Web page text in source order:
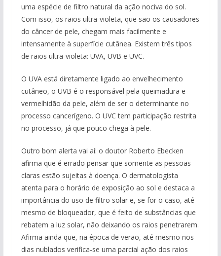
uma espécie de filtro natural da ação nociva do sol.
Com isso, os raios ultra-violeta, que são os causadores
do câncer de pele, chegam mais facilmente e
intensamente à superfície cutânea. Existem três tipos
de raios ultra-violeta: UVA, UVB e UVC.
O UVA está diretamente ligado ao envelhecimento
cutâneo, o UVB é o responsável pela queimadura e
vermelhidão da pele, além de ser o determinante no
processo cancerígeno. O UVC tem participação restrita
no processo, já que pouco chega à pele.
Outro bom alerta vai aí: o doutor Roberto Ebecken
afirma que é errado pensar que somente as pessoas
claras estão sujeitas à doença. O dermatologista
atenta para o horário de exposição ao sol e destaca a
importância do uso de filtro solar e, se for o caso, até
mesmo de bloqueador, que é feito de substâncias que
rebatem a luz solar, não deixando os raios penetrarem.
Afirma ainda que, na época de verão, até mesmo nos
dias nublados verifica-se uma parcial ação dos raios